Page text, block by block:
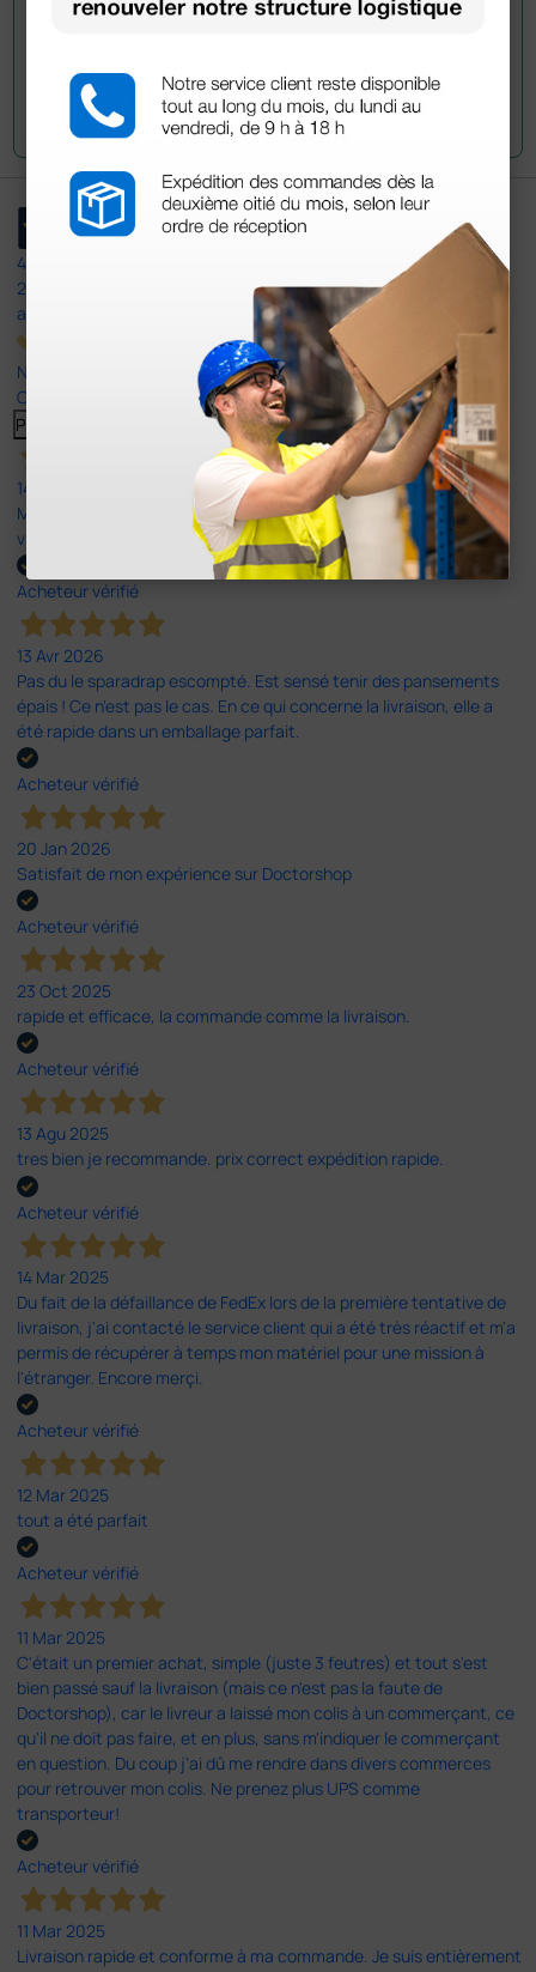
Envoyez votre question
4,5
23
avis
Nos avis 4 et 5 étoiles.
Cliquez ici pour tous les lire >
Previous
14 Avr 2026
Mon article reçu est conforme à la description texte, image et
vidéo proposée par le site.
Acheteur vérifié
13 Avr 2026
Pas du le sparadrap escompté. Est sensé tenir des pansements
épais ! Ce n'est pas le cas. En ce qui concerne la livraison, elle a
été rapide dans un emballage parfait.
Acheteur vérifié
20 Jan 2026
Satisfait de mon expérience sur Doctorshop
Acheteur vérifié
23 Oct 2025
rapide et efficace, la commande comme la livraison.
Acheteur vérifié
13 Agu 2025
tres bien je recommande. prix correct expédition rapide.
Acheteur vérifié
14 Mar 2025
Du fait de la défaillance de FedEx lors de la première tentative de
livraison, j'ai contacté le service client qui a été très réactif et m'a
permis de récupérer à temps mon matériel pour une mission à
l'étranger. Encore merçi.
Acheteur vérifié
12 Mar 2025
tout a été parfait
Acheteur vérifié
11 Mar 2025
C'était un premier achat, simple (juste 3 feutres) et tout s'est
bien passé sauf la livraison (mais ce n'est pas la faute de
Doctorshop), car le livreur a laissé mon colis à un commerçant, ce
qu'il ne doit pas faire, et en plus, sans m'indiquer le commerçant
en question. Du coup j'ai dû me rendre dans divers commerces
pour retrouver mon colis. Ne prenez plus UPS comme
transporteur!
Acheteur vérifié
11 Mar 2025
Livraison rapide et conforme à ma commande. Je suis entièrement